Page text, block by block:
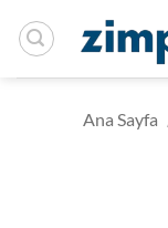
atla
Ana Sayfa